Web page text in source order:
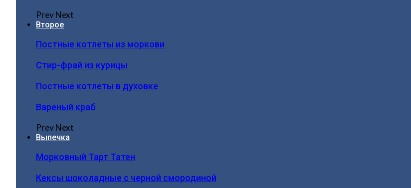
PrevNext
Второе
Постные котлеты из моркови
Стир-фрай из курицы
Постные котлеты в духовке
Вареный краб
PrevNext
Выпечка
Морковный Тарт Татен
Кексы шоколадные с черной смородиной